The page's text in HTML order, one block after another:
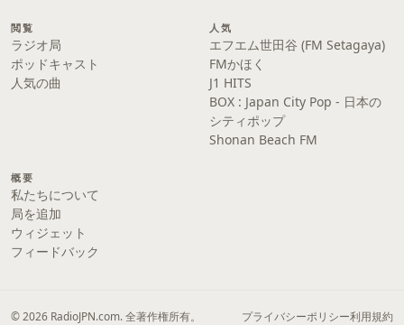
閲覧
ラジオ局
ポッドキャスト
人気の曲
人気
エフエム世田谷 (FM Setagaya)
FMかほく
J1 HITS
BOX : Japan City Pop - 日本の
シティポップ
Shonan Beach FM
概要
私たちについて
局を追加
ウィジェット
フィードバック
© 2026 RadioJPN.com. 全著作権所有。 プライバシーポリシー利用規約